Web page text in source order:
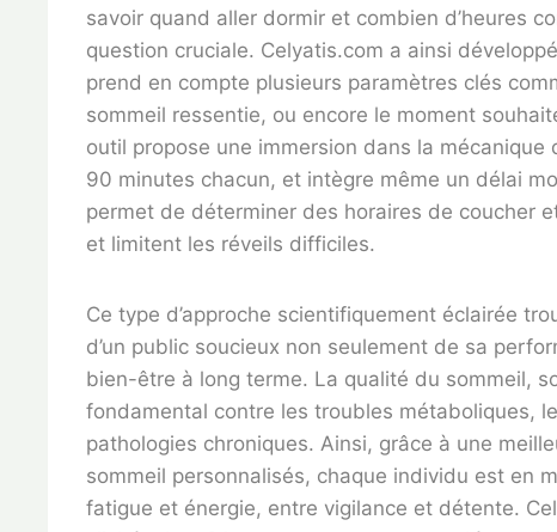
savoir quand aller dormir et combien d’heures
question cruciale. Celyatis.com a ainsi
prend en compte plusieurs paramètres clés
sommeil ressentie, ou encore le moment
outil propose une immersion dans la
90 minutes chacun, et intègre même un délai
permet de déterminer des horaires de coucher
et limitent les réveils difficiles.
Ce type d’approche scientifiquement éclairée
d’un public soucieux non seulement de sa
bien-être à long terme. La qualité du sommeil,
fondamental contre les troubles métaboliques,
pathologies chroniques. Ainsi, grâce à une
sommeil personnalisés, chaque individu est en
fatigue et énergie, entre vigilance et détente.